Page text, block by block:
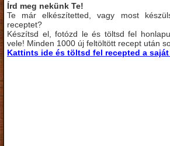
Írd meg nekünk Te!
Te már elkészítetted, vagy most
receptet?
Készítsd el, fotózd le és töltsd fel
vele! Minden 1000 új feltöltött recept után
Kattints ide és töltsd fel recepted a